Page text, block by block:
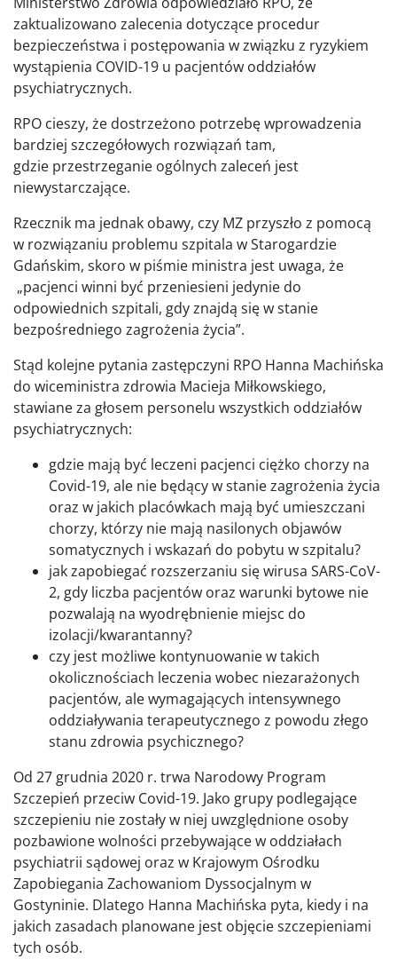
zaktualizowano zalecenia dotyczące procedur
bezpieczeństwa i postępowania w związku z ryzykiem
wystąpienia COVID-19 u pacjentów oddziałów
psychiatrycznych.
RPO cieszy, że dostrzeżono potrzebę wprowadzenia
bardziej szczegółowych rozwiązań tam,
gdzie przestrzeganie ogólnych zaleceń jest
niewystarczające.
Rzecznik ma jednak obawy, czy MZ przyszło z pomocą
w rozwiązaniu problemu szpitala w Starogardzie
Gdańskim, skoro w piśmie ministra jest uwaga, że
„pacjenci winni być przeniesieni jedynie do
odpowiednich szpitali, gdy znajdą się w stanie
bezpośredniego zagrożenia życia”.
Stąd kolejne pytania zastępczyni RPO Hanna Machińska
do wiceministra zdrowia Macieja Miłkowskiego,
stawiane za głosem personelu wszystkich oddziałów
psychiatrycznych:
gdzie mają być leczeni pacjenci ciężko chorzy na
Covid-19, ale nie będący w stanie zagrożenia życia
oraz w jakich placówkach mają być umieszczani
chorzy, którzy nie mają nasilonych objawów
somatycznych i wskazań do pobytu w szpitalu?
jak zapobiegać rozszerzaniu się wirusa SARS-CoV-
2, gdy liczba pacjentów oraz warunki bytowe nie
pozwalają na wyodrębnienie miejsc do
izolacji/kwarantanny?
czy jest możliwe kontynuowanie w takich
okolicznościach leczenia wobec niezarażonych
pacjentów, ale wymagających intensywnego
oddziaływania terapeutycznego z powodu złego
stanu zdrowia psychicznego?
Od 27 grudnia 2020 r. trwa Narodowy Program
Szczepień przeciw Covid-19. Jako grupy podlegające
szczepieniu nie zostały w niej uwzględnione osoby
pozbawione wolności przebywające w oddziałach
psychiatrii sądowej oraz w Krajowym Ośrodku
Zapobiegania Zachowaniom Dyssocjalnym w
Gostyninie. Dlatego Hanna Machińska pyta, kiedy i na
jakich zasadach planowane jest objęcie szczepieniami
tych osób.